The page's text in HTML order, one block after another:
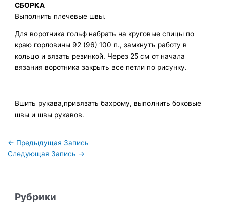
СБОРКА
Выполнить плечевые швы.
Для воротника гольф набрать на круговые спицы по
краю горловины 92 (96) 100 п., замкнуть работу в
кольцо и вязать резинкой. Через 25 см от начала
вязания воротника закрыть все петли по рисунку.
Вшить рукава,привязать бахрому, выполнить боковые
швы и швы рукавов.
← Предыдущая Запись
Следующая Запись →
Рубрики